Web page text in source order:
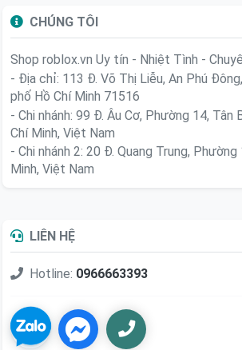
CHÚNG TÔI
Shop roblox.vn Uy tín - Nhiệt Tình -
- Địa chỉ: 113 Đ. Võ Thị Liễu, An Phú
phố Hồ Chí Minh 71516
- Chi nhánh: 99 Đ. Âu Cơ, Phường 14, Tân
Chí Minh, Việt Nam
- Chi nhánh 2: 20 Đ. Quang Trung, Phường
Minh, Việt Nam
LIÊN HỆ
Hotline: 0966663393